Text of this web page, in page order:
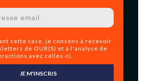
cette case, je consens à recevoir
de OUR(S) et à l'analyse de
avec celles-ci.
JE M'INSCRIS